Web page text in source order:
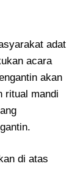
adat
acara
akan
ritual mandi
di atas